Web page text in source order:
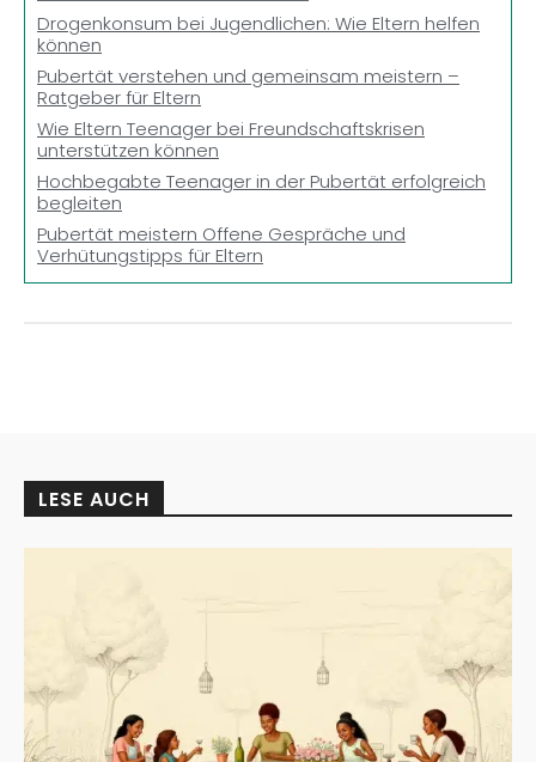
Drogenkonsum bei Jugendlichen: Wie Eltern helfen
können
Pubertät verstehen und gemeinsam meistern –
Ratgeber für Eltern
Wie Eltern Teenager bei Freundschaftskrisen
unterstützen können
Hochbegabte Teenager in der Pubertät erfolgreich
begleiten
Pubertät meistern Offene Gespräche und
Verhütungstipps für Eltern
LESE AUCH